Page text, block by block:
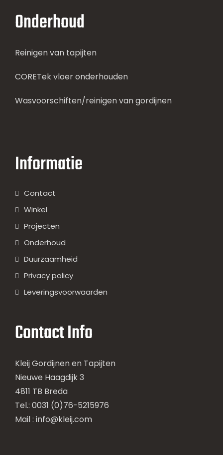
Onderhoud
Reinigen van tapijten
CORETek vloer onderhouden
Wasvoorschiften/reinigen van gordijnen
Informatie
Contact
Winkel
Projecten
Onderhoud
Duurzaamheid
Privacy policy
Leveringsvoorwaarden
Contact Info
Kleij Gordijnen en Tapijten
Nieuwe Haagdijk 3
4811 TB Breda
Tel.: 0031 (0)76-5215976
Mail : info@kleij.com